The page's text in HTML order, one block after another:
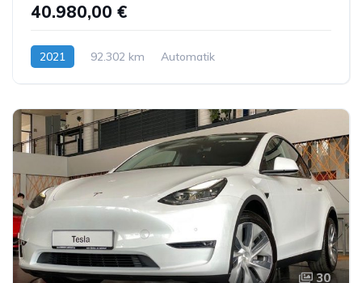
40.980,00 €
2021 92.302 km
Automatik
30